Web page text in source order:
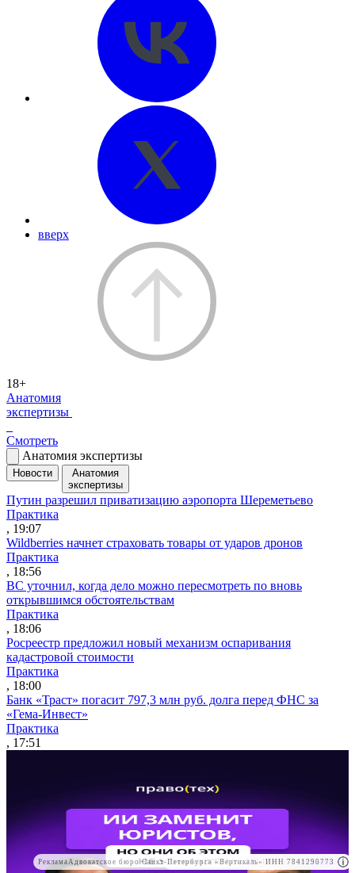
вверх
18+
Анатомия
экспертизы
Смотреть
Анатомия экспертизы
Новости
Анатомия
экспертизы
Путин разрешил приватизацию аэропорта Шереметьево
Практика
, 19:07
Wildberries начнет страховать товары от ударов дронов
Практика
, 18:56
ВС уточнил, когда дело можно пересмотреть по вновь
открывшимся обстоятельствам
Практика
, 18:06
Росреестр предложил новый механизм оспаривания
кадастровой стоимости
Практика
, 18:00
Банк «Траст» погасит 797,3 млн руб. долга перед ФНС за
«Гема-Инвест»
Практика
, 17:51
РекламаАО"ПРАВО.РУ" ИНН: 7708095468
Реклама Адвокатское бюро Санкт-Петербурга «Вертикаль» ИНН 7841290773